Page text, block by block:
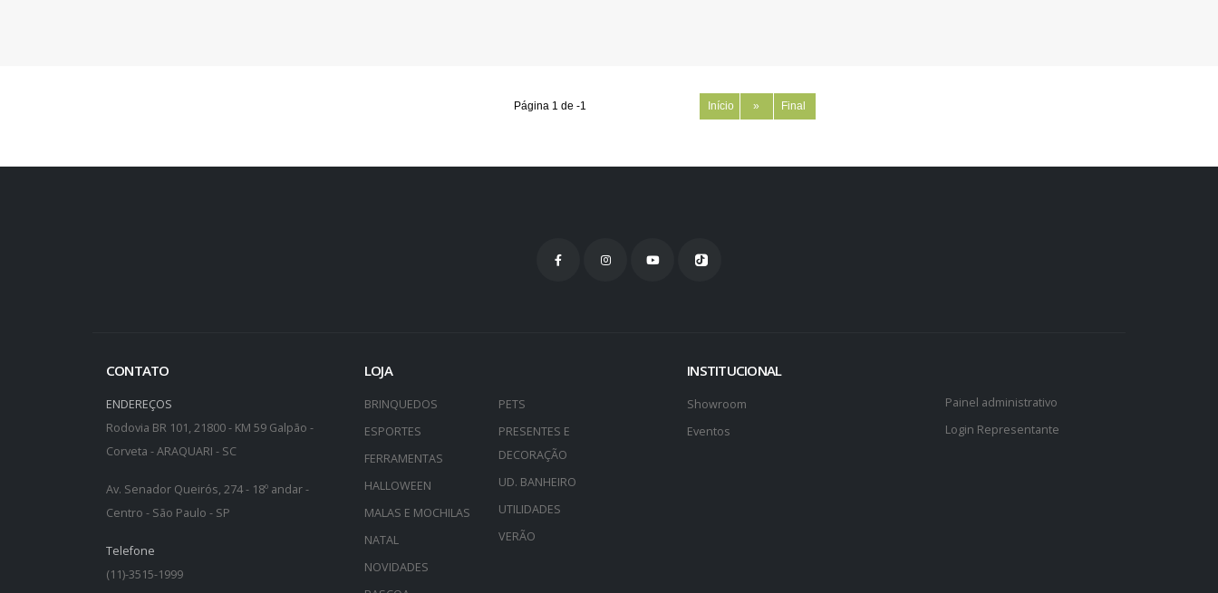
Página 1 de -1 Início » Final
CONTATO
ENDEREÇOS
Rodovia BR 101, 21800 - KM 59 Galpão -
Corveta - ARAQUARI - SC
Av. Senador Queirós, 274 - 18º andar -
Centro - São Paulo - SP
Telefone
(11)-3515-1999
LOJA
BRINQUEDOS
ESPORTES
FERRAMENTAS
HALLOWEEN
MALAS E MOCHILAS
NATAL
NOVIDADES
PETS
PRESENTES E
DECORAÇÃO
UD. BANHEIRO
UTILIDADES
VERÃO
INSTITUCIONAL
Showroom
Eventos
Painel administrativo
Login Representante